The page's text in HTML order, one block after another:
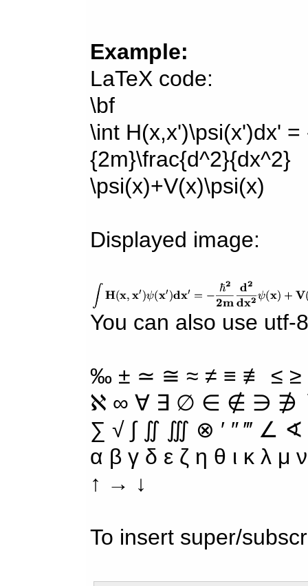
Example:
LaTeX code:
\bf
\int H(x,x')\psi(x')dx'
{2m}\frac{d^2}{dx^2}
\psi(x)+V(x)\psi(x)
Displayed image:
You can also use utf-
‰ ± ≃ ≅ ≈ ≠ ≡ ≢ ≤
ℵ ∞ ∀ ∃ ∅ ∈ ∉ ∋ ∌
∑ √ ∫ ∬ ∭ ⊗ ′ ″ ‴ ∠
α β γ δ ε ζ η θ ι κ λ
↑ → ↓
To insert super/